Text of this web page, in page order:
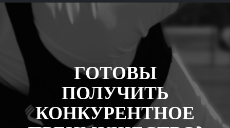
ГОТОВЫ
ПОЛУЧИТЬ
КОНКУРЕНТНОЕ